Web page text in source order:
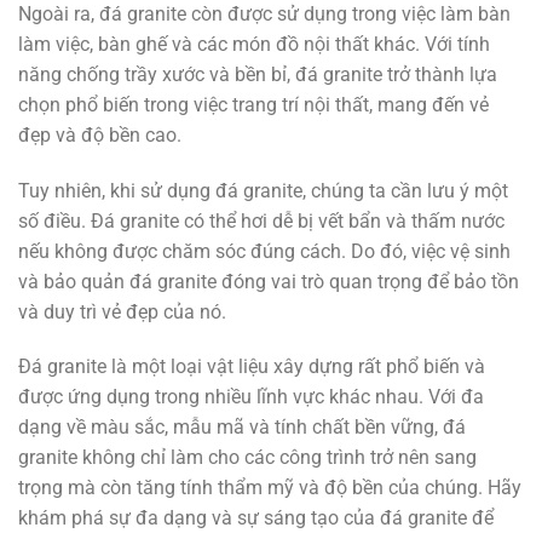
Ngoài ra, đá granite còn được sử dụng trong việc làm bàn
làm việc, bàn ghế và các món đồ nội thất khác. Với tính
năng chống trầy xước và bền bỉ, đá granite trở thành lựa
chọn phổ biến trong việc trang trí nội thất, mang đến vẻ
đẹp và độ bền cao.
Tuy nhiên, khi sử dụng đá granite, chúng ta cần lưu ý một
số điều. Đá granite có thể hơi dễ bị vết bẩn và thấm nước
nếu không được chăm sóc đúng cách. Do đó, việc vệ sinh
và bảo quản đá granite đóng vai trò quan trọng để bảo tồn
và duy trì vẻ đẹp của nó.
Đá granite là một loại vật liệu xây dựng rất phổ biến và
được ứng dụng trong nhiều lĩnh vực khác nhau. Với đa
dạng về màu sắc, mẫu mã và tính chất bền vững, đá
granite không chỉ làm cho các công trình trở nên sang
trọng mà còn tăng tính thẩm mỹ và độ bền của chúng. Hãy
khám phá sự đa dạng và sự sáng tạo của đá granite để